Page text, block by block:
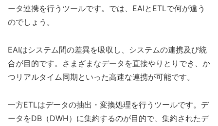
ータ連携を行うツールです。では、EAIとETLで何が違う
のでしょう。
EAIはシステム間の差異を吸収し、システムの連携及び統
合が目的です。さまざまなデータを直接やりとりでき、か
つリアルタイム同期といった高速な連携が可能です。
一方ETLはデータの抽出・変換処理を行うツールです。デ
ータをDB（DWH）に集約するのが目的で、集約されたデ